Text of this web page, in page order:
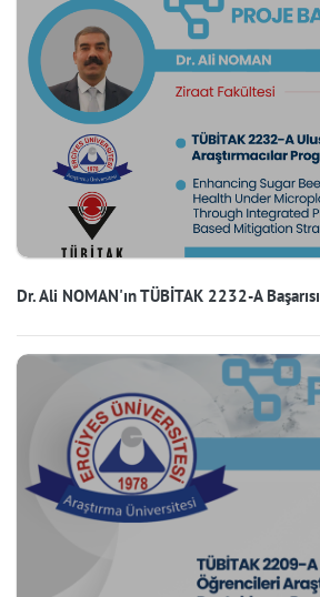
Dr. Ali NOMAN'ın TÜBİTAK 2232-A Başarısı